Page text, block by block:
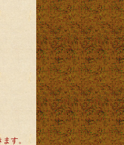
す。